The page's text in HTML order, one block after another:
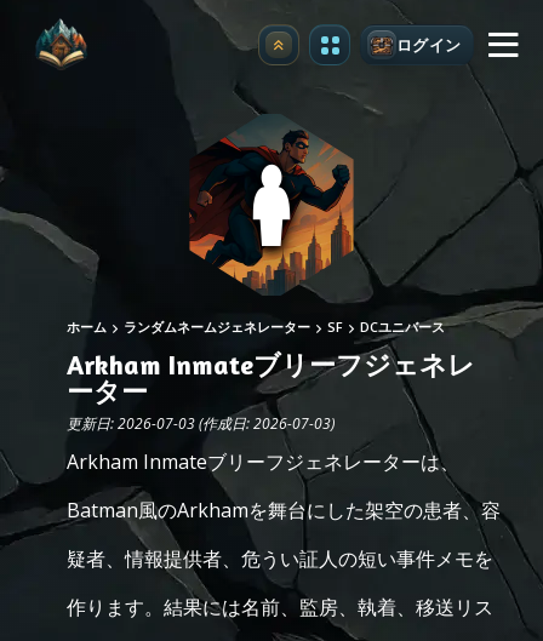
アップグレード ログイン
ホーム ランダムネームジェネレーター SF DCユニバース
Arkham Inmateブリーフジェネレ
ーター
更新日: 2026-07-03 (作成日: 2026-07-03)
Arkham Inmateブリーフジェネレーターは、
Batman風のArkhamを舞台にした架空の患者、容
疑者、情報提供者、危うい証人の短い事件メモを
作ります。結果には名前、監房、執着、移送リス